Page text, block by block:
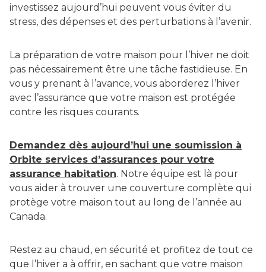
investissez aujourd’hui peuvent vous éviter du
stress, des dépenses et des perturbations à l’avenir.
La préparation de votre maison pour l’hiver ne doit
pas nécessairement être une tâche fastidieuse. En
vous y prenant à l’avance, vous aborderez l’hiver
avec l’assurance que votre maison est protégée
contre les risques courants.
Demandez dès aujourd’hui une soumission à
Orbite services d’assurances pour votre
assurance habitation. Notre équipe est là pour
vous aider à trouver une couverture complète qui
protège votre maison tout au long de l’année au
Canada.
Restez au chaud, en sécurité et profitez de tout ce
que l’hiver a à offrir, en sachant que votre maison